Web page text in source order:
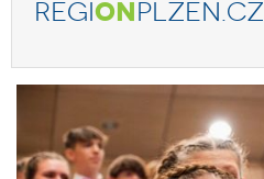
REGIONPLZEN.CZ